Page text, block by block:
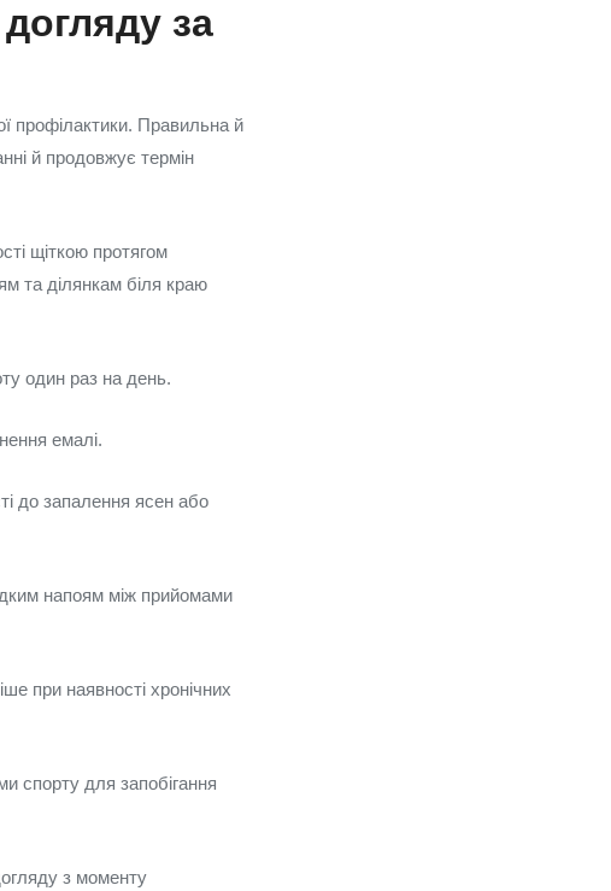
за
профілактики. Правильна й
й продовжує термін
щіткою протягом
та ділянкам біля краю
один раз на день.
емалі.
до запалення ясен або
напоям між прийомами
при наявності хронічних
спорту для запобігання
з моменту